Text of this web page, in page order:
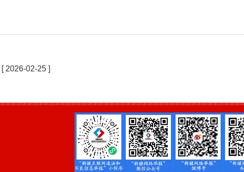
[ 2026-02-25 ]